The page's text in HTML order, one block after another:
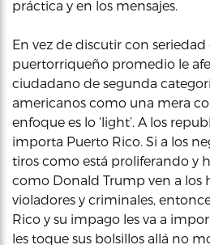
práctica y en los mensajes.
En vez de discutir con
puertorriqueño promedio le
ciudadano de segunda
americanos como una mera
enfoque es lo ‘light’. A los
importa Puerto Rico. Si a los
tiros como está proliferando y
como Donald Trump ven a los
violadores y criminales,
Rico y su impago les va a
les toque sus bolsillos allá no